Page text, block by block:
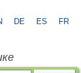
DE ES FR